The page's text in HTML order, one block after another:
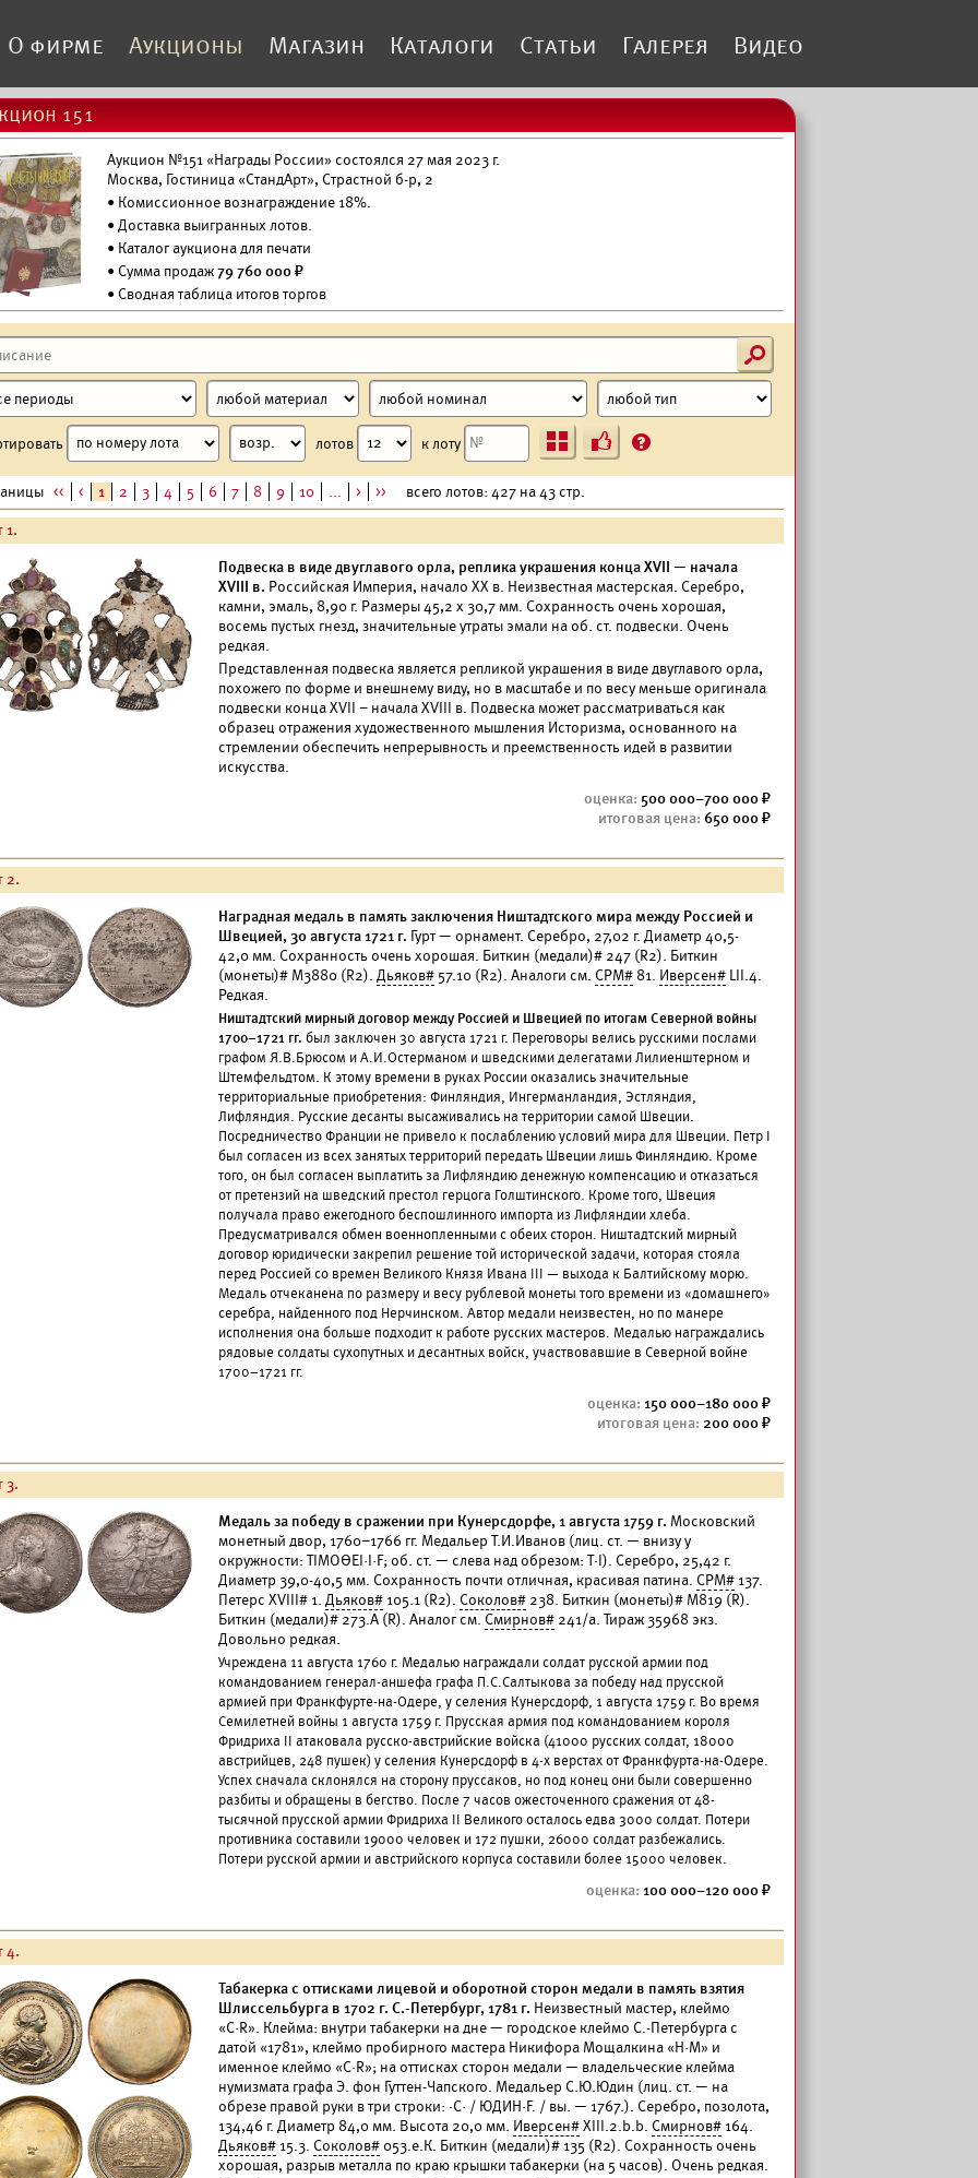
О фирме Аукционы Магазин Каталоги Статьи Галерея Видео
151
Аукцион №151 «Награды России» состоялся 27 мая 2023 г.
Москва, Гостиница «СтандАрт», Страстной б-р, 2
• Комиссионное вознаграждение 18%.
• Доставка выигранных лотов.
• Каталог аукциона для печати
• Сумма продаж79 760 000 ₽
• Сводная таблица итогов торгов
s
лотов к лоту Ъ ?
<< < 1 2 3 4 5 6 7 8 9 10 ... > >> всего лотов: 427 на 43 стр.
1.
Подвеска в виде двуглавого орла, реплика украшения конца XVII — начала
XVIII в. Российская Империя, начало XX в. Неизвестная мастерская. Серебро,
камни, эмаль, 8,90 г. Размеры 45,2 х 30,7 мм. Сохранность очень хорошая,
восемь пустых гнезд, значительные утраты эмали на об. ст. подвески. Очень
редкая.
Представленная подвеска является репликой украшения в виде двуглавого орла,
похожего по форме и внешнему виду, но в масштабе и по весу меньше оригинала
подвески конца XVII – начала XVIII в. Подвеска может рассматриваться как
образец отражения художественного мышления Историзма, основанного на
стремлении обеспечить непрерывность и преемственность идей в развитии
искусства.
500 000–700 000
650 000
2.
Наградная медаль в память заключения Ништадтского мира между Россией и
Швецией, 30 августа 1721 г. Гурт — орнамент. Серебро, 27,02 г. Диаметр 40,5-
42,0 мм. Сохранность очень хорошая. Биткин (медали)# 247 (R2). Биткин
(монеты)# М3880 (R2). Дьяков# 57.10 (R2). Аналоги см. СРМ# 81. Иверсен# LII.4.
Редкая.
Ништадтский мирный договор между Россией и Швецией по итогам Северной войны
1700–1721 гг. был заключен 30 августа 1721 г. Переговоры велись русскими послами
графом Я.В.Брюсом и А.И.Остерманом и шведскими делегатами Лилиенштерном и
Штемфельдтом. К этому времени в руках России оказались значительные
территориальные приобретения: Финляндия, Ингерманландия, Эстляндия,
Лифляндия. Русские десанты высаживались на территории самой Швеции.
Посредничество Франции не привело к послаблению условий мира для Швеции. Петр I
был согласен из всех занятых территорий передать Швеции лишь Финляндию. Кроме
того, он был согласен выплатить за Лифляндию денежную компенсацию и отказаться
от претензий на шведский престол герцога Голштинского. Кроме того, Швеция
получала право ежегодного беспошлинного импорта из Лифляндии хлеба.
Предусматривался обмен военнопленными с обеих сторон. Ништадтский мирный
договор юридически закрепил решение той исторической задачи, которая стояла
перед Россией со времен Великого Князя Ивана III — выхода к Балтийскому морю.
Медаль отчеканена по размеру и весу рублевой монеты того времени из «домашнего»
серебра, найденного под Нерчинском. Автор медали неизвестен, но по манере
исполнения она больше подходит к работе русских мастеров. Медалью награждались
рядовые солдаты сухопутных и десантных войск, участвовавшие в Северной войне
1700–1721 гг.
150 000–180 000
200 000
3.
Медаль за победу в сражении при Кунерсдорфе, 1 августа 1759 г. Московский
монетный двор, 1760–1766 гг. Медальер Т.И.Иванов (лиц. ст. — внизу у
окружности: ТIМОΘЕI·I·F; об. ст. — слева над обрезом: Т·I). Серебро, 25,42 г.
Диаметр 39,0-40,5 мм. Сохранность почти отличная, красивая патина. СРМ# 137.
Петерс XVIII# 1. Дьяков# 105.1 (R2). Соколов# 238. Биткин (монеты)# М819 (R).
Биткин (медали)# 273.А (R). Аналог см. Смирнов# 241/а. Тираж 35968 экз.
Довольно редкая.
Учреждена 11 августа 1760 г. Медалью награждали солдат русской армии под
командованием генерал-аншефа графа П.С.Салтыкова за победу над прусской
армией при Франкфурте-на-Одере, у селения Кунерсдорф, 1 августа 1759 г. Во время
Семилетней войны 1 августа 1759 г. Прусская армия под командованием короля
Фридриха II атаковала русско-австрийские войска (41000 русских солдат, 18000
австрийцев, 248 пушек) у селения Кунерсдорф в 4-х верстах от Франкфурта-на-Одере.
Успех сначала склонялся на сторону пруссаков, но под конец они были совершенно
разбиты и обращены в бегство. После 7 часов ожесточенного сражения от 48-
тысячной прусской армии Фридриха II Великого осталось едва 3000 солдат. Потери
противника составили 19000 человек и 172 пушки, 26000 солдат разбежались.
Потери русской армии и австрийского корпуса составили более 15000 человек.
100 000–120 000
4.
Табакерка с оттисками лицевой и оборотной сторон медали в память взятия
Шлиссельбурга в 1702 г. С.-Петербург, 1781 г. Неизвестный мастер, клеймо
«С·R». Клейма: внутри табакерки на дне — городское клеймо С.-Петербурга с
датой «1781», клеймо пробирного мастера Никифора Мощалкина «Н·М» и
именное клеймо «С·R»; на оттисках сторон медали — владельческие клейма
нумизмата графа Э. фон Гуттен-Чапского. Медальер С.Ю.Юдин (лиц. ст. — на
обрезе правой руки в три строки: ·С· / ЮДИН·F. / вы. — 1767.). Серебро, позолота,
134,46 г. Диаметр 84,0 мм. Высота 20,0 мм. Иверсен#XIII.2.b.b. Смирнов# 164.
Дьяков# 15.3. Соколов# 053.е.К. Биткин (медали)# 135 (R2). Сохранность очень
хорошая, разрыв металла по краю крышки табакерки (на 5 часов). Очень редкая.